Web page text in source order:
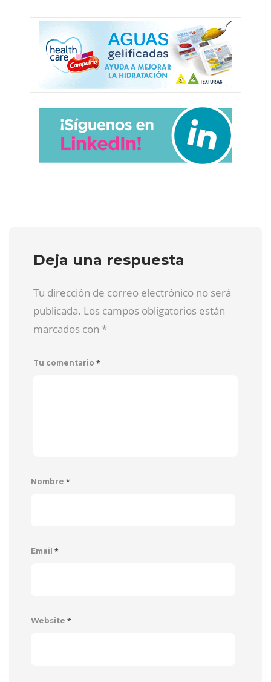
Deja una respuesta
Tu dirección de correo electrónico no será
publicada. Los campos obligatorios están
marcados con *
Tu comentario *
Nombre *
Email *
Website *